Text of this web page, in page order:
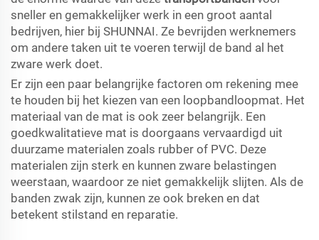
sneller en gemakkelijker werk in een groot aantal
bedrijven, hier bij SHUNNAI. Ze bevrijden werknemers
om andere taken uit te voeren terwijl de band al het
zware werk doet.
Er zijn een paar belangrijke factoren om rekening mee
te houden bij het kiezen van een loopbandloopmat. Het
materiaal van de mat is ook zeer belangrijk. Een
goedkwalitatieve mat is doorgaans vervaardigd uit
duurzame materialen zoals rubber of PVC. Deze
materialen zijn sterk en kunnen zware belastingen
weerstaan, waardoor ze niet gemakkelijk slijten. Als de
banden zwak zijn, kunnen ze ook breken en dat
betekent stilstand en reparatie.